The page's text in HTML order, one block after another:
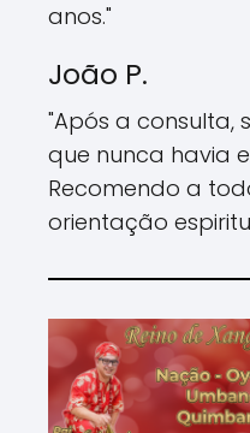
anos."
João P.
"Após a consulta,
que nunca havia
Recomendo a
orientação